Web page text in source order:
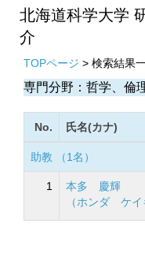
北海道科学大学
介
TOPページ > 検索結果
専門分野：哲学、倫
No. 氏名(カナ)
助教 （1名）
1
本多 慶輝
（ホンダ ケイ